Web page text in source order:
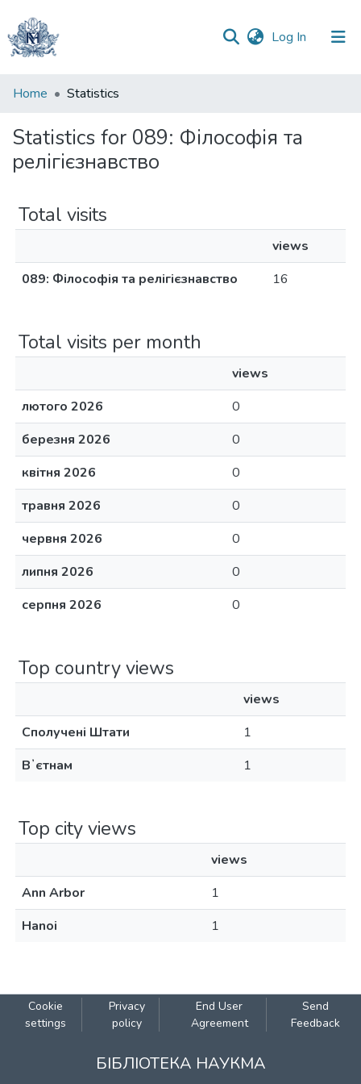
Log In (current)
Communities
Collections
All of DSpace
Home Statistics
Statistics for 089: Філософія та
релігієзнавство
Total visits
views
089: Філософія та релігієзнавство
16
Total visits per month
views
лютого 2026
0
березня 2026
0
квітня 2026
0
травня 2026
0
червня 2026
0
липня 2026
0
серпня 2026
0
Top country views
views
Сполучені Штати
1
Вʼєтнам
1
Top city views
views
Ann Arbor
1
Hanoi
1
Cookie
settings
Privacy
policy
End User
Agreement
Send
Feedback
БІБЛІОТЕКА НАУКМА